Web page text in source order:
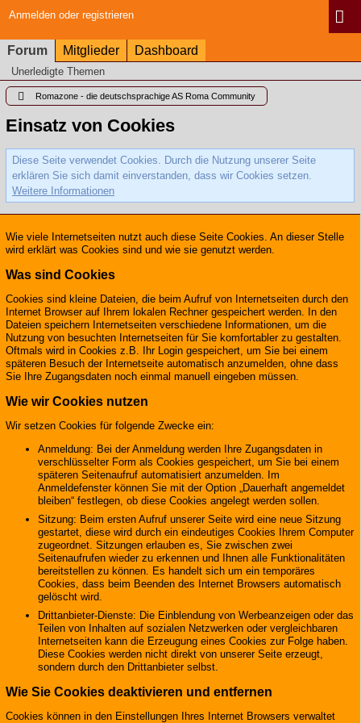
Anmelden oder registrieren
Forum Mitglieder Dashboard
Unerledigte Themen
Romazone - die deutschsprachige AS Roma Community
Einsatz von Cookies
Diese Seite verwendet Cookies. Durch die Nutzung unserer Seite
erklären Sie sich damit einverstanden, dass wir Cookies setzen.
Weitere Informationen
Wie viele Internetseiten nutzt auch diese Seite Cookies. An dieser Stelle
wird erklärt was Cookies sind und wie sie genutzt werden.
Was sind Cookies
Cookies sind kleine Dateien, die beim Aufruf von Internetseiten durch den
Internet Browser auf Ihrem lokalen Rechner gespeichert werden. In den
Dateien speichern Internetseiten verschiedene Informationen, um die
Nutzung von besuchten Internetseiten für Sie komfortabler zu gestalten.
Oftmals wird in Cookies z.B. Ihr Login gespeichert, um Sie bei einem
späteren Besuch der Internetseite automatisch anzumelden, ohne dass
Sie Ihre Zugangsdaten noch einmal manuell eingeben müssen.
Wie wir Cookies nutzen
Wir setzen Cookies für folgende Zwecke ein:
Anmeldung: Bei der Anmeldung werden Ihre Zugangsdaten in
verschlüsselter Form als Cookies gespeichert, um Sie bei einem
späteren Seitenaufruf automatisiert anzumelden. Im
Anmeldefenster können Sie mit der Option „Dauerhaft angemeldet
bleiben“ festlegen, ob diese Cookies angelegt werden sollen.
Sitzung: Beim ersten Aufruf unserer Seite wird eine neue Sitzung
gestartet, diese wird durch ein eindeutiges Cookies Ihrem Computer
zugeordnet. Sitzungen erlauben es, Sie zwischen zwei
Seitenaufrufen wieder zu erkennen und Ihnen alle Funktionalitäten
bereitstellen zu können. Es handelt sich um ein temporäres
Cookies, dass beim Beenden des Internet Browsers automatisch
gelöscht wird.
Drittanbieter-Dienste: Die Einblendung von Werbeanzeigen oder das
Teilen von Inhalten auf sozialen Netzwerken oder vergleichbaren
Internetseiten kann die Erzeugung eines Cookies zur Folge haben.
Diese Cookies werden nicht direkt von unserer Seite erzeugt,
sondern durch den Drittanbieter selbst.
Wie Sie Cookies deaktivieren und entfernen
Cookies können in den Einstellungen Ihres Internet Browsers verwaltet